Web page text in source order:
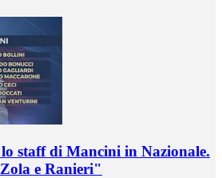
staff di Mancini in Nazionale.
e Ranieri"